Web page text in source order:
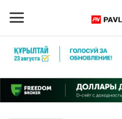
Главная